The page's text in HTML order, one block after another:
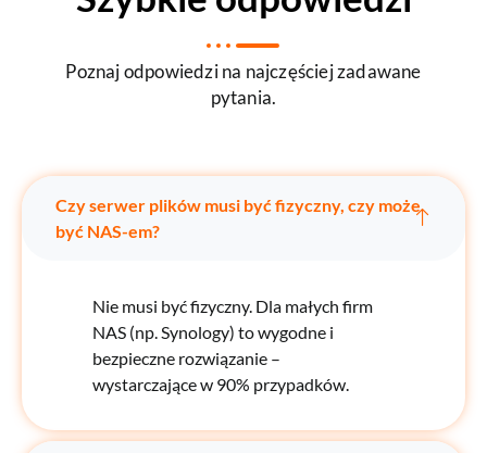
Poznaj odpowiedzi na najczęściej zadawane
pytania.
Czy serwer plików musi być fizyczny, czy może
być NAS-em?
Nie musi być fizyczny. Dla małych firm
NAS (np. Synology) to wygodne i
bezpieczne rozwiązanie –
wystarczające w 90% przypadków.